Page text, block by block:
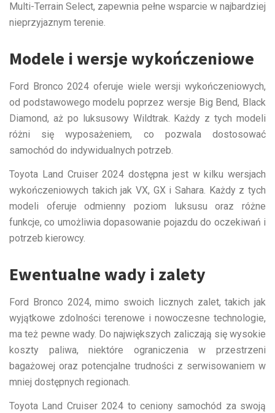
Multi-Terrain Select, zapewnia pełne wsparcie w najbardziej
nieprzyjaznym terenie.
Modele i wersje wykończeniowe
Ford Bronco 2024 oferuje wiele wersji wykończeniowych,
od podstawowego modelu poprzez wersje Big Bend, Black
Diamond, aż po luksusowy Wildtrak. Każdy z tych modeli
różni się wyposażeniem, co pozwala dostosować
samochód do indywidualnych potrzeb.
Toyota Land Cruiser 2024 dostępna jest w kilku wersjach
wykończeniowych takich jak VX, GX i Sahara. Każdy z tych
modeli oferuje odmienny poziom luksusu oraz różne
funkcje, co umożliwia dopasowanie pojazdu do oczekiwań i
potrzeb kierowcy.
Ewentualne wady i zalety
Ford Bronco 2024, mimo swoich licznych zalet, takich jak
wyjątkowe zdolności terenowe i nowoczesne technologie,
ma też pewne wady. Do największych zaliczają się wysokie
koszty paliwa, niektóre ograniczenia w przestrzeni
bagażowej oraz potencjalne trudności z serwisowaniem w
mniej dostępnych regionach.
Toyota Land Cruiser 2024 to ceniony samochód za swoją